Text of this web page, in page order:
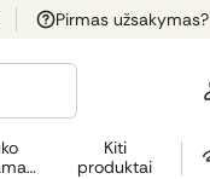
Pirmas užsakymas?
Kiti
produktai